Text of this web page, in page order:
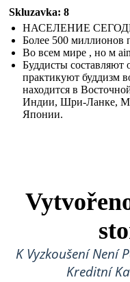
Skluzavka: 8
НАСЕЛЕНИЕ
Более 500 миллионов
Во всем мире , но м
Буддисты составляют
практикуют буддизм
находится в
Индии, Шри-Ланке,
Японии.
K Vyzkoušení Není
Kreditní